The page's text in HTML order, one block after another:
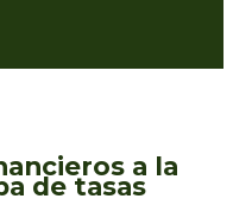
a la
de tasas